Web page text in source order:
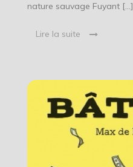
nature sauvage Fuyant […]
Lire la suite